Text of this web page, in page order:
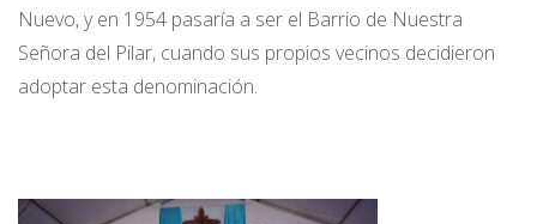
Nuevo, y en 1954 pasaría a ser el Barrio de Nuestra
Señora del Pilar, cuando sus propios vecinos decidieron
adoptar esta denominación.